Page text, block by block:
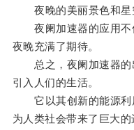
夜晚的美丽景色和星
夜阑加速器的应用不
夜晚充满了期待。
总之，夜阑加速器的
引入人们的生活。
它以其创新的能源利
为人类社会带来了巨大的